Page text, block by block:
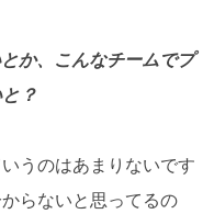
か、こんなチームでプ
？
うのはあまりないです
らないと思ってるの